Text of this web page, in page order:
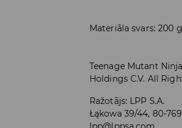
Materiāla svars: 200
Teenage Mutant
Holdings C.V. All
Ražotājs: LPP S.A.
Łąkowa 39/44, 80-